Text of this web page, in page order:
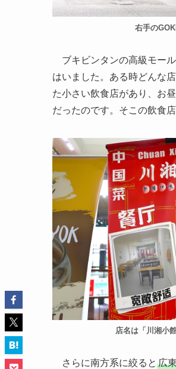
右手の
ブキビンタンの高級モール
はいました。ある時どんな
た小さい飲食店があり、お
だったのです。そこの飲食
店名は「川湘小
さらに南方系に絞ると 広